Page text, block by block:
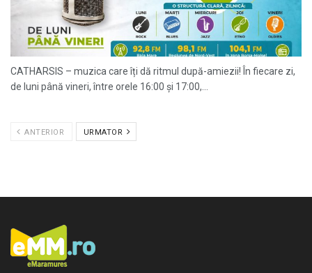
CATHARSIS – muzica care îți dă ritmul după-amiezii! În fiecare zi,
de luni până vineri, între orele 16:00 și 17:00,...
ANTERIOR URMATOR